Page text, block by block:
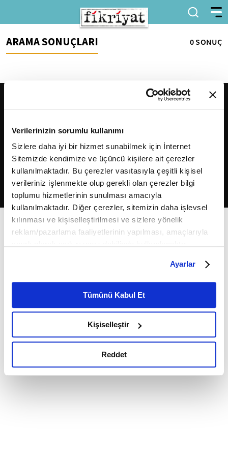
Verilerinizin sorumlu kullanımı
Sizlere daha iyi bir hizmet sunabilmek için İnternet
Sitemizde kendimize ve üçüncü kişilere ait çerezler
kullanılmaktadır. Bu çerezler vasıtasıyla çeşitli kişisel
verileriniz işlenmekte olup gerekli olan çerezler bilgi
toplumu hizmetlerinin sunulması amacıyla
kullanılmaktadır. Diğer çerezler, sitemizin daha işlevsel
kılınması ve kişiselleştirilmesi ve sizlere yönelik
reklam/pazarlama faaliyetlerinin yapılması, amaçlarıyla
belirleyebilirsiniz. Çerezlere ilişkin detaylı bilgi için
Ayarlar butonuna tıklayabilir,Çerez Bilgilendirme
Metnimizi ziyaret edebilirsiniz.
6698 sayılı Kişisel Verilerin Korunması Kanunu uyarınca
okumak ve sitemizi ziyaretiniz kapsamında
gerçekleştirilen veri işleme faaliyetleri ile ilgili daha
detaylı bilgi almak için lütfentıklayınız.
Ayarlar
Tümünü Kabul Et
Kişiselleştir
Reddet
ARAMA SONUÇLARI 0 SONUÇ
2026Fikriyat. Tüm hakları saklıdır.